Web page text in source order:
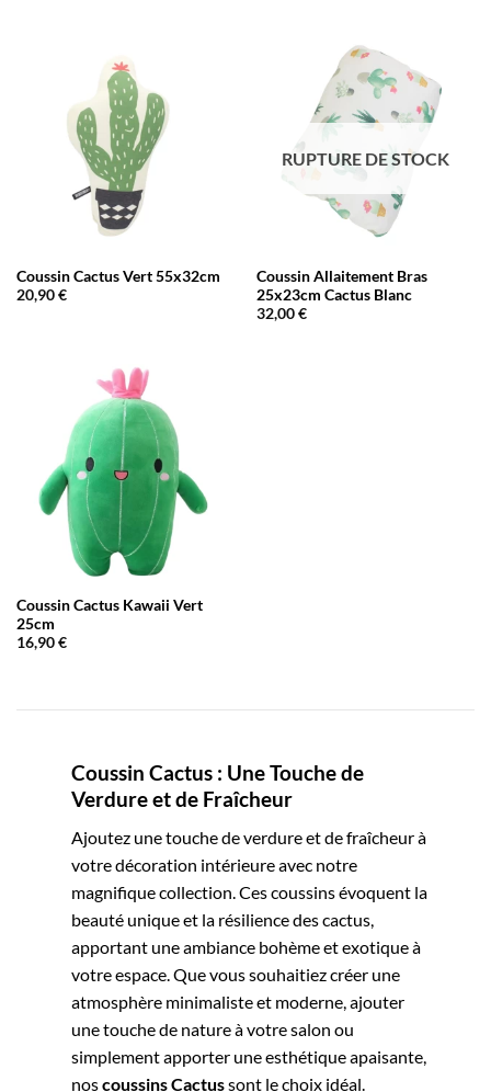
Coussin Cactus Vert 55x32cm
20,90€
RUPTURE DE STOCK
Coussin Allaitement Bras
25x23cm Cactus Blanc
32,00€
Coussin Cactus Kawaii Vert
25cm
16,90€
Coussin Cactus : Une Touche de
Verdure et de Fraîcheur
Ajoutez une touche de verdure et de fraîcheur à
votre décoration intérieure avec notre
magnifique collection. Ces coussins évoquent la
beauté unique et la résilience des cactus,
apportant une ambiance bohème et exotique à
votre espace. Que vous souhaitiez créer une
atmosphère minimaliste et moderne, ajouter
une touche de nature à votre salon ou
simplement apporter une esthétique apaisante,
noscoussinsCactussont le choix idéal.